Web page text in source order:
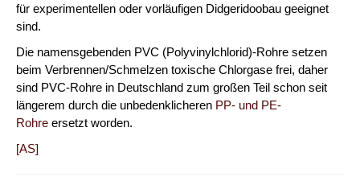
für experimentellen oder vorläufigen Didgeridoobau geeignet
sind.
Die namensgebenden PVC (Polyvinylchlorid)-Rohre setzen
beim Verbrennen/Schmelzen toxische Chlorgase frei, daher
sind PVC-Rohre in Deutschland zum großen Teil schon seit
längerem durch die unbedenklicheren PP- und PE-
Rohre ersetzt worden.
[AS]